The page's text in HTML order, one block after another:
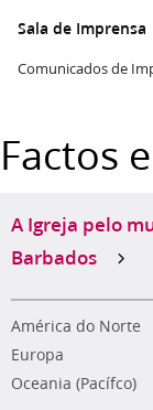
Sala de Imprensa
Comunicados de
Factos
A Igreja pelo
Barbados
América do Norte
Europa
Oceania (Pacífco)